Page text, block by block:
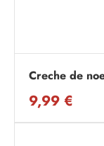
Creche de
9,99 €